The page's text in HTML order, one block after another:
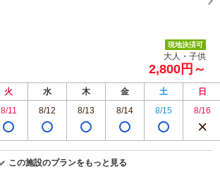
現地決済可
大人・子供
2,800円～
火 水 木 金 土
日
8/11 8/12 8/13 8/14 8/15 8/16
この施設のプランをもっと見る